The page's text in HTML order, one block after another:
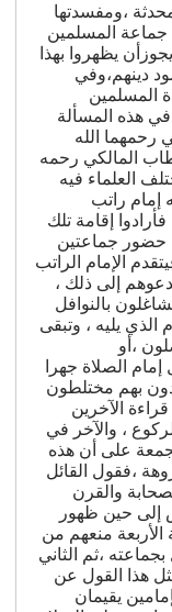
،ومفسدتها
جماعة المسلمين
يظهروا بهذا
دينهم،وفي
المسلمين
هذه المسألة
رحمهما الله
المالكي رحمه
العلماء فيه
إمام راتب
إقامة تلك
حضور جماعتين
الإمام الراتب
إلى ذلك ،
بالنوافل
يليه ، وتبقى
،أو
الصلاة جهرا
بهم مختلطون
الآخرين
، والآخر في
على أن هذه
،فقول القائل
والقرن
إلى حين ظهور
الأربعة منعهم من
،ثم الثاني
هذا القول عن
يقيمان